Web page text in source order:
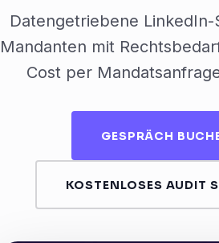
Datengetriebene
Mandanten mit
Cost per
GESPRÄCH
KOSTENLOSES AUDIT